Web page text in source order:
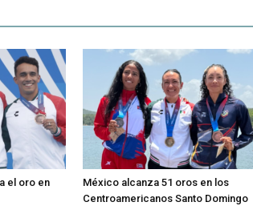
el oro en
México alcanza 51 oros en los
Centroamericanos Santo Domingo